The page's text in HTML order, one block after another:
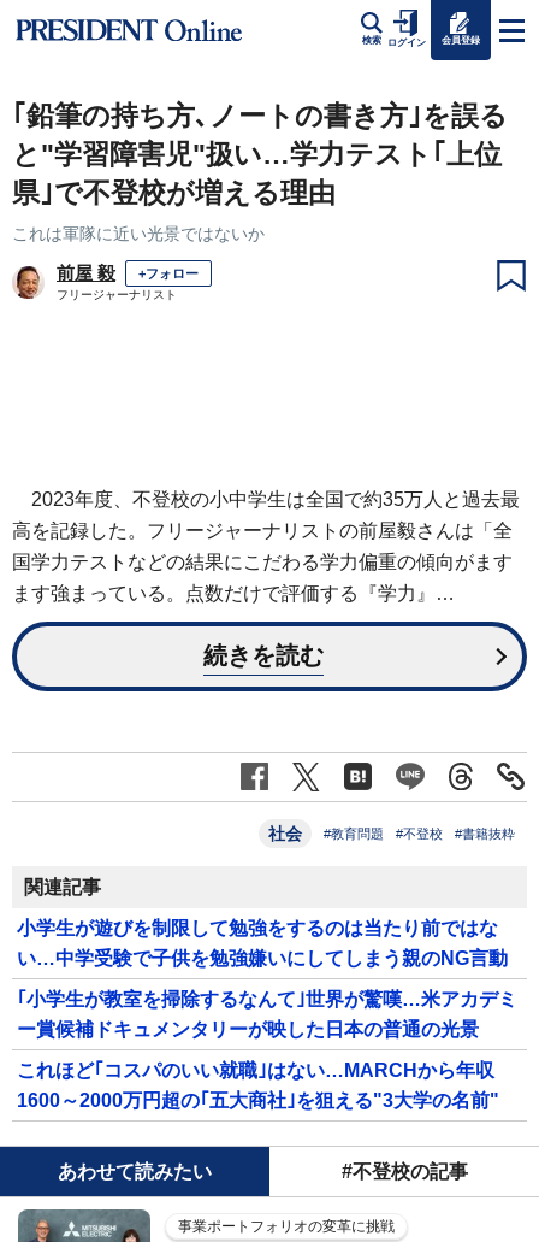
検索 ログイン 会員登録
｢鉛筆の持ち方､ノートの書き方｣を誤る
と"学習障害児"扱い…学力テスト｢上位
県｣で不登校が増える理由
これは軍隊に近い光景ではないか
前屋 毅 +フォロー
フリージャーナリスト
2023年度、不登校の小中学生は全国で約35万人と過去最
高を記録した。フリージャーナリストの前屋毅さんは「全
国学力テストなどの結果にこだわる学力偏重の傾向がます
ます強まっている。点数だけで評価する『学力』…
続きを読む
社会 #教育問題 #不登校 #書籍抜粋
関連記事
小学生が遊びを制限して勉強をするのは当たり前ではな
い…中学受験で子供を勉強嫌いにしてしまう親のNG言動
｢小学生が教室を掃除するなんて｣世界が驚嘆…米アカデミ
ー賞候補ドキュメンタリーが映した日本の普通の光景
これほど｢コスパのいい就職｣はない…MARCHから年収
1600～2000万円超の｢五大商社｣を狙える"3大学の名前"
あわせて読みたい #不登校の記事
事業ポートフォリオの変革に挑戦